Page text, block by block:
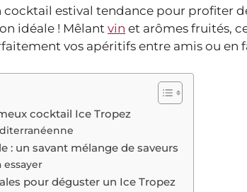
cocktail estival tendance pour profiter
idéale ! Mêlant vin et arômes fruités,
vos apéritifs entre amis ou en
cocktail Ice Tropez
: un savant mélange de saveurs
essayer
pour déguster un Ice Tropez